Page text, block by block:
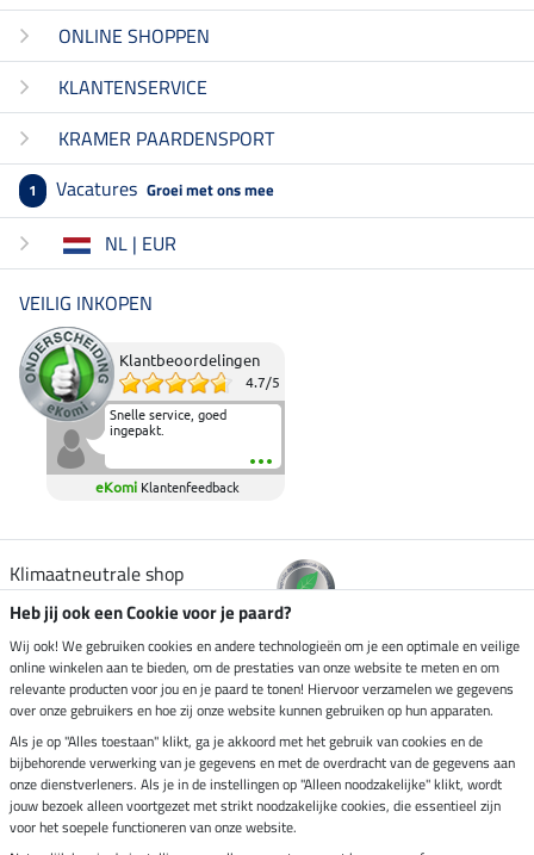
ONLINE SHOPPEN
KLANTENSERVICE
KRAMER PAARDENSPORT
1 Vacatures Groei met ons mee
NL | EUR
VEILIG INKOPEN
Klantbeoordelingen
4.7/5
Snelle service, goed
ingepakt.
eKomi Klantenfeedback
Klimaatneutrale shop
Verzending per
Veilig betalen met
Impressum
Heb jij ook een Cookie voor je paard?
Wij ook! We gebruiken cookies en andere technologieën om je een optimale en veilige
online winkelen aan te bieden, om de prestaties van onze website te meten en om
relevante producten voor jou en je paard te tonen! Hiervoor verzamelen we gegevens
over onze gebruikers en hoe zij onze website kunnen gebruiken op hun apparaten.
Als je op "Alles toestaan" klikt, ga je akkoord met het gebruik van cookies en de
bijbehorende verwerking van je gegevens en met de overdracht van de gegevens aan
onze dienstverleners. Als je in de instellingen op "Alleen noodzakelijke" klikt, wordt
jouw bezoek alleen voortgezet met strikt noodzakelijke cookies, die essentieel zijn
voor het soepele functioneren van onze website.